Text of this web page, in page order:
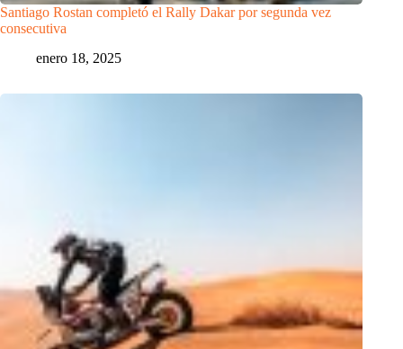
Santiago Rostan completó el Rally Dakar por segunda vez
consecutiva
enero 18, 2025